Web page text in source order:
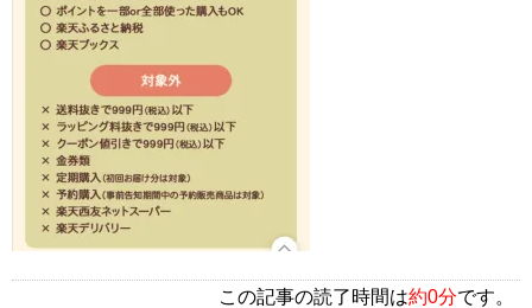
この記事の読了時間は約0分です。